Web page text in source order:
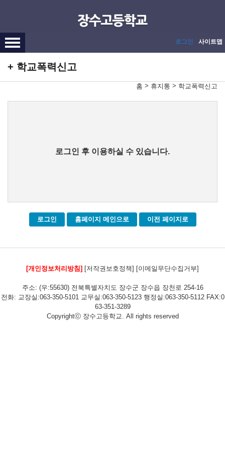
로그인 사이트맵
학교폭력신고
홈 > 휴지통 > 학교폭력신고
로그인 후 이용하실 수 있습니다.
로그인 홈페이지 메인으로 이전 페이지로
[개인정보처리방침] [저작권보호정책] [이메일무단수집거부]
주소: (우:55630) 전북특별자치도 장수군 장수읍 장천로 254-16
전화: 교장실:063-350-5101 교무실:063-350-5123 행정실:063-350-5112 FAX:0
63-351-3289
Copyrightⓒ 장수고등학교. All rights reserved